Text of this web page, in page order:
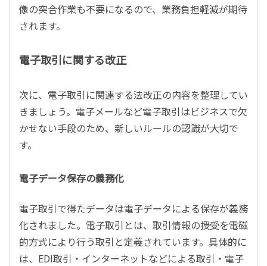
像の突合作業も不要になるので、業務負担軽減が期待
されます。
電子取引に関する改正
次に、電子取引に関連する法改正の内容を整理してい
きましょう。電子メールなど電子取引はビジネスで欠
かせない手段のため、新しいルールの認識が大切で
す。
電子データ保存の義務化
電子取引で得たデータは電子データによる保存が義務
化されました。電子取引とは、取引情報の授受を電磁
的方式により行う取引と定義されています。具体的に
は、EDI取引・インターネットなどによる取引・電子